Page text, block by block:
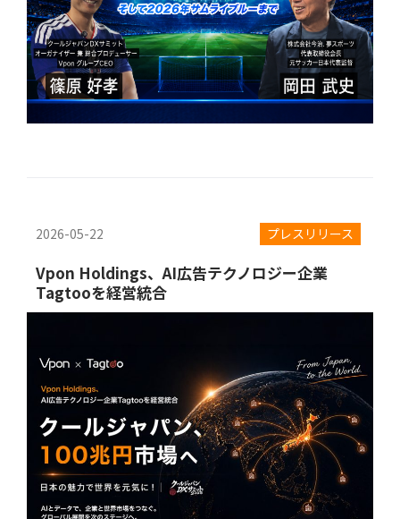
2026-05-22 プレスリリース
Vpon Holdings、AI広告テクノロジー企業
Tagtooを経営統合